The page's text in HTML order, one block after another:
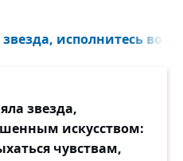
исполнитесь
звезда,
искусством:
чувствам,